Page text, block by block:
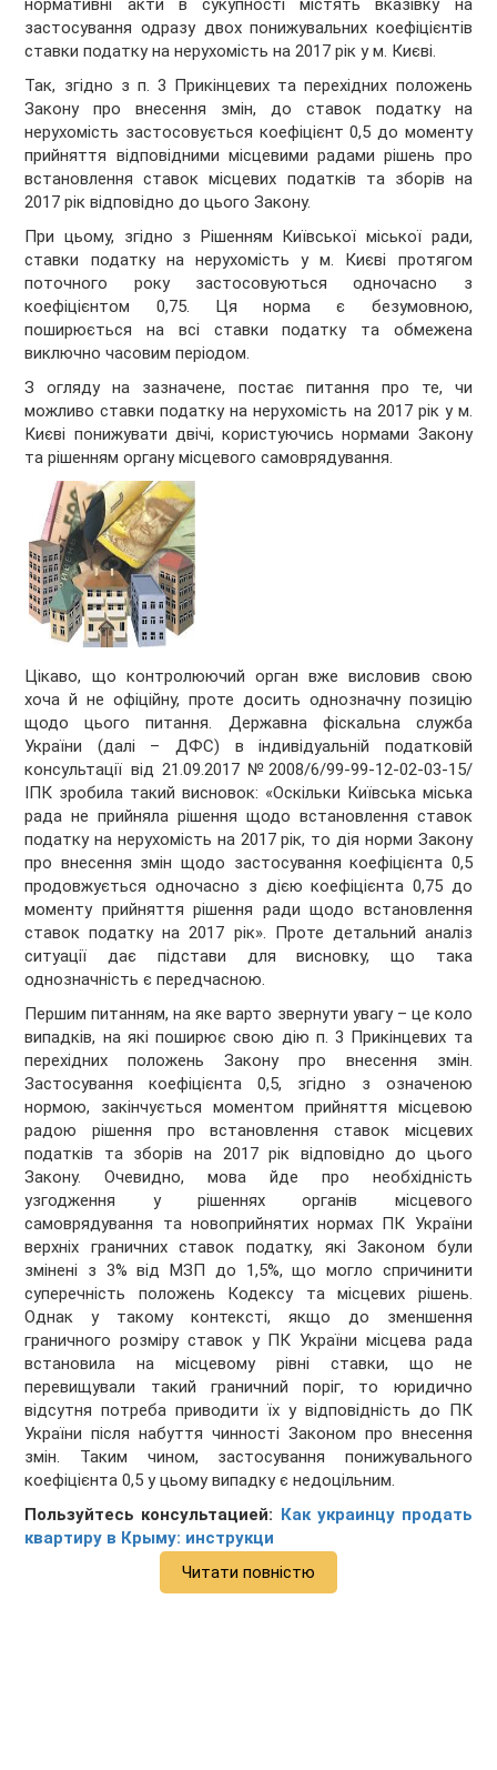
нормативні акти в сукупності містять вказівку на
застосування одразу двох понижувальних коефіцієнтів
ставки податку на нерухомість на 2017 рік у м. Києві.
Так, згідно з п. 3 Прикінцевих та перехідних положень
Закону про внесення змін, до ставок податку на
нерухомість застосовується коефіцієнт 0,5 до моменту
прийняття відповідними місцевими радами рішень про
встановлення ставок місцевих податків та зборів на
2017 рік відповідно до цього Закону.
При цьому, згідно з Рішенням Київської міської ради,
ставки податку на нерухомість у м. Києві протягом
поточного року застосовуються одночасно з
коефіцієнтом 0,75. Ця норма є безумовною,
поширюється на всі ставки податку та обмежена
виключно часовим періодом.
З огляду на зазначене, постає питання про те, чи
можливо ставки податку на нерухомість на 2017 рік у м.
Києві понижувати двічі, користуючись нормами Закону
та рішенням органу місцевого самоврядування.
Цікаво, що контролюючий орган вже висловив свою
хоча й не офіційну, проте досить однозначну позицію
щодо цього питання. Державна фіскальна служба
України (далі – ДФС) в індивідуальній податковій
консультації від 21.09.2017 №2008/6/99-99-12-02-03-15/
ІПК зробила такий висновок: «Оскільки Київська міська
рада не прийняла рішення щодо встановлення ставок
податку на нерухомість на 2017 рік, то дія норми Закону
про внесення змін щодо застосування коефіцієнта 0,5
продовжується одночасно з дією коефіцієнта 0,75 до
моменту прийняття рішення ради щодо встановлення
ставок податку на 2017 рік». Проте детальний аналіз
ситуації дає підстави для висновку, що така
однозначність є передчасною.
Першим питанням, на яке варто звернути увагу – це коло
випадків, на які поширює свою дію п. 3 Прикінцевих та
перехідних положень Закону про внесення змін.
Застосування коефіцієнта 0,5, згідно з означеною
нормою, закінчується моментом прийняття місцевою
радою рішення про встановлення ставок місцевих
податків та зборів на 2017 рік відповідно до цього
Закону. Очевидно, мова йде про необхідність
узгодження у рішеннях органів місцевого
самоврядування та новоприйнятих нормах ПК України
верхніх граничних ставок податку, які Законом були
змінені з 3% від МЗП до 1,5%, що могло спричинити
суперечність положень Кодексу та місцевих рішень.
Однак у такому контексті, якщо до зменшення
граничного розміру ставок у ПК України місцева рада
встановила на місцевому рівні ставки, що не
перевищували такий граничний поріг, то юридично
відсутня потреба приводити їх у відповідність до ПК
України після набуття чинності Законом про внесення
змін. Таким чином, застосування понижувального
коефіцієнта 0,5 у цьому випадку є недоцільним.
Пользуйтесь консультацией: Как украинцу продать
квартиру в Крыму: инструкци
Читати повністю